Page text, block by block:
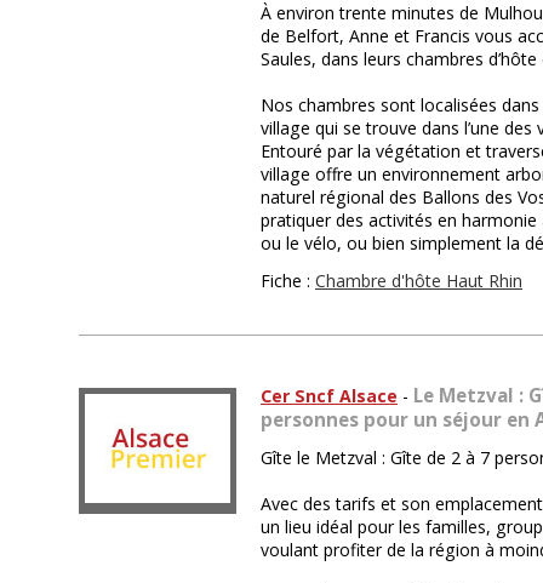
À environ trente minutes de
de Belfort, Anne et Francis vous
Saules, dans leurs chambres
Nos chambres sont localisées
village qui se trouve dans l’une
Entouré par la végétation et
village offre un environnement
naturel régional des Ballons des
pratiquer des activités en
ou le vélo, ou bien simplement la
Fiche : Chambre d'hôte Haut Rhin
Cer Sncf Alsace - Le Metzval :
personnes pour un séjour en
Gîte le Metzval : Gîte de 2 à 7
Avec des tarifs et son
un lieu idéal pour les familles,
voulant profiter de la région à